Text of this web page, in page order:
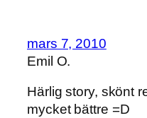
mars 7, 2010
Emil O.
Härlig story, skönt
mycket bättre =D